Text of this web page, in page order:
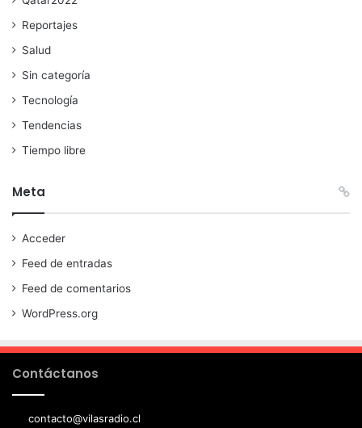
Reportajes
Salud
Sin categoría
Tecnología
Tendencias
Tiempo libre
Meta
Acceder
Feed de entradas
Feed de comentarios
WordPress.org
Contáctanos
contacto@vilasradio.cl